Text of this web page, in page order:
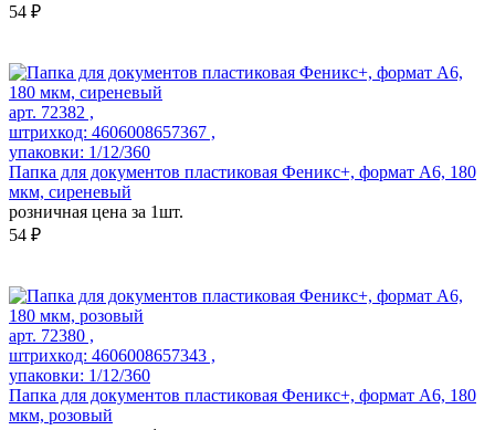
54 ₽
арт. 72382 ,
штрихкод: 4606008657367 ,
упаковки: 1/12/360
Папка для документов пластиковая Феникс+, формат А6, 180
мкм, сиреневый
розничная цена за 1шт.
54 ₽
арт. 72380 ,
штрихкод: 4606008657343 ,
упаковки: 1/12/360
Папка для документов пластиковая Феникс+, формат А6, 180
мкм, розовый